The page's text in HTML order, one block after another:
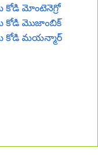
కోడి మోంటెనెగ్రో
కోడి మొజాంబిక్
కోడి మయన్మార్